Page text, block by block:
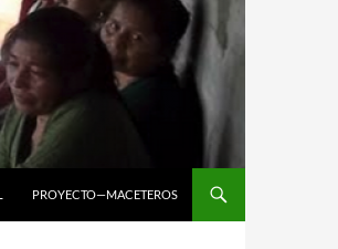
PROYECTO—MACETEROS